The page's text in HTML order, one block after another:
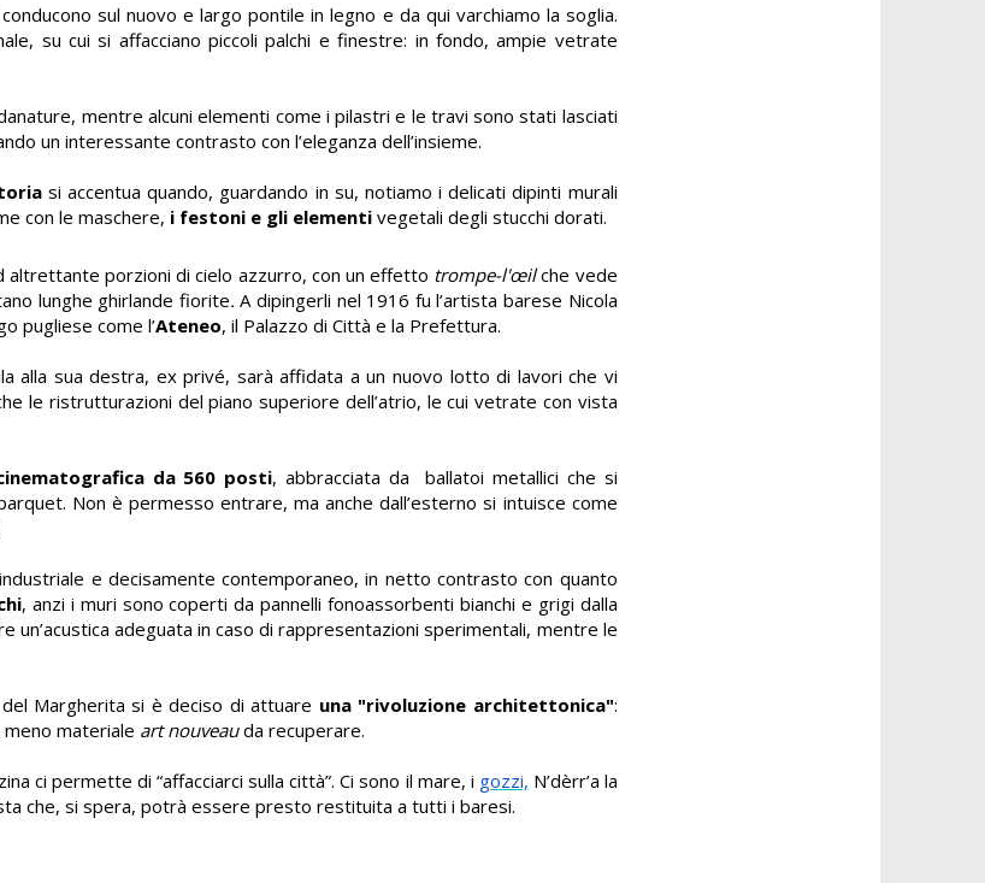
sul nuovo e largo pontile in legno e da qui varchiamo la soglia.
su cui si affacciano piccoli palchi e finestre: in fondo, ampie vetrate
mentre alcuni elementi come i pilastri e le travi sono stati lasciati
un interessante contrasto con l’eleganza dell’insieme.
si accentua quando, guardando in su, notiamo i delicati dipinti murali
con le maschere, i festoni e gli elementi vegetali degli stucchi dorati.
altrettante porzioni di cielo azzurro, con un effetto trompe-l'œilche vede
lunghe ghirlande fiorite.A dipingerli nel 1916 fu l’artista barese Nicola
pugliese come l’Ateneo, il Palazzo di Città e la Prefettura.
alla sua destra, ex privé, sarà affidata a un nuovo lotto di lavori che vi
le ristrutturazioni del piano superiore dell’atrio, le cui vetrate con vista
da 560 posti, abbracciata da ballatoi metallici che si
Non è permesso entrare, ma anche dall’esterno si intuisce come
e decisamente contemporaneo, in netto contrasto con quanto
, anzi i muri sono coperti da pannelli fonoassorbenti bianchi e grigi dalla
adeguata in caso di rappresentazioni sperimentali, mentre le
Margherita si è deciso di attuare una "rivoluzione architettonica":
materiale art nouveauda recuperare.
ci permette di “affacciarci sulla città”. Ci sono il mare, i gozzi, N’dèrr’a la
che, si spera, potrà essere presto restituita a tutti i baresi.